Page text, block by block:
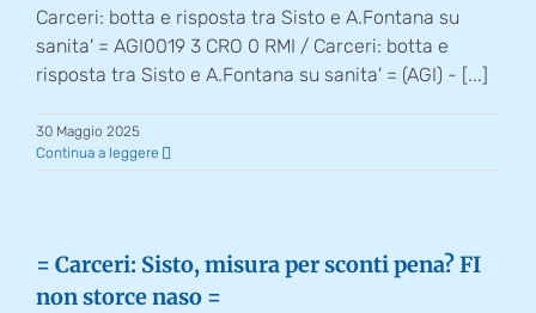
Carceri: botta e risposta tra Sisto e A.Fontana su
sanita' = AGI0019 3 CRO 0 RMI / Carceri: botta e
risposta tra Sisto e A.Fontana su sanita' = (AGI) - [...]
30 Maggio 2025
Continua a leggere
= Carceri: Sisto, misura per sconti pena? FI
non storce naso =